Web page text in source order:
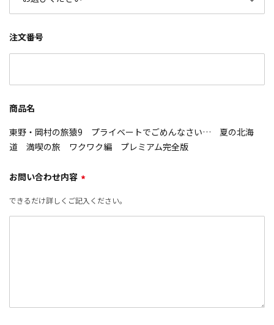
注文番号
商品名
東野・岡村の旅猿9 プライベートでごめんなさい… 夏の北海
道 満喫の旅 ワクワク編 プレミアム完全版
お問い合わせ内容 *
できるだけ詳しくご記入ください。